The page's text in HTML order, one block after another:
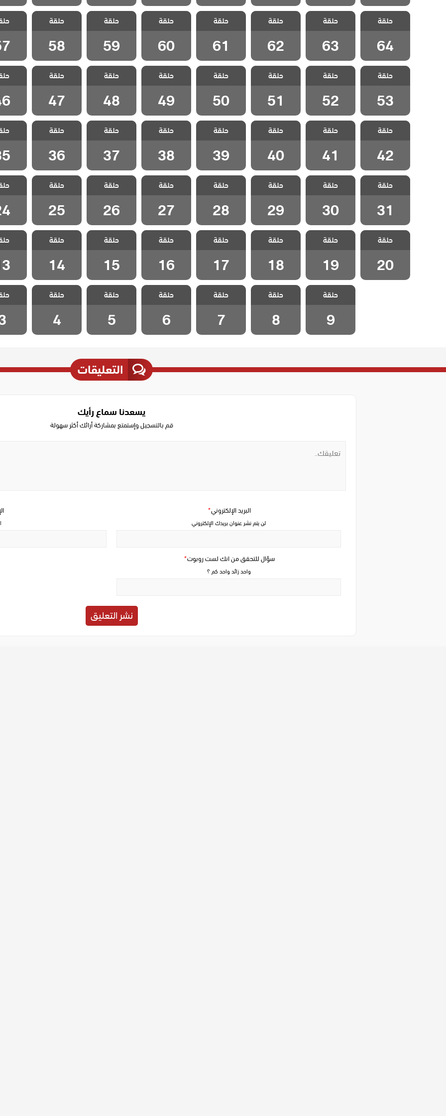
مسلسل هذا
العالم لا يسعني
مدبلج الحلقة 64
حلقة
64
مسلسل هذا
العالم لا يسعني
مدبلج الحلقة 63
حلقة
63
مسلسل هذا
العالم لا يسعني
مدبلج الحلقة 62
حلقة
62
مسلسل هذا
العالم لا يسعني
مدبلج الحلقة 61
حلقة
61
مسلسل هذا
العالم لا يسعني
مدبلج الحلقة 60
حلقة
60
مسلسل هذا
العالم لا يسعني
مدبلج الحلقة 59
حلقة
59
مسلسل هذا
العالم لا يسعني
مدبلج الحلقة 58
حلقة
58
العالم
مدبلج
مسلسل هذا
العالم لا يسعني
مدبلج الحلقة 53
حلقة
53
مسلسل هذا
العالم لا يسعني
مدبلج الحلقة 52
حلقة
52
مسلسل هذا
العالم لا يسعني
مدبلج الحلقة 51
حلقة
51
مسلسل هذا
العالم لا يسعني
مدبلج الحلقة 50
حلقة
50
مسلسل هذا
العالم لا يسعني
مدبلج الحلقة 49
حلقة
49
مسلسل هذا
العالم لا يسعني
مدبلج الحلقة 48
حلقة
48
مسلسل هذا
العالم لا يسعني
مدبلج الحلقة 47
حلقة
47
العالم
مدبلج
مسلسل هذا
العالم لا يسعني
مدبلج الحلقة 42
حلقة
42
مسلسل هذا
العالم لا يسعني
مدبلج الحلقة 41
حلقة
41
مسلسل هذا
العالم لا يسعني
مدبلج الحلقة 40
حلقة
40
مسلسل هذا
العالم لا يسعني
مدبلج الحلقة 39
حلقة
39
مسلسل هذا
العالم لا يسعني
مدبلج الحلقة 38
حلقة
38
مسلسل هذا
العالم لا يسعني
مدبلج الحلقة 37
حلقة
37
مسلسل هذا
العالم لا يسعني
مدبلج الحلقة 36
حلقة
36
العالم
مدبلج
مسلسل هذا
العالم لا يسعني
مدبلج الحلقة 31
حلقة
31
مسلسل هذا
العالم لا يسعني
مدبلج الحلقة 30
حلقة
30
مسلسل هذا
العالم لا يسعني
مدبلج الحلقة 29
حلقة
29
مسلسل هذا
العالم لا يسعني
مدبلج الحلقة 28
حلقة
28
مسلسل هذا
العالم لا يسعني
مدبلج الحلقة 27
حلقة
27
مسلسل هذا
العالم لا يسعني
مدبلج الحلقة 26
حلقة
26
مسلسل هذا
العالم لا يسعني
مدبلج الحلقة 25
حلقة
25
العالم
مدبلج
مسلسل هذا
العالم لا يسعني
مدبلج الحلقة 20
حلقة
20
مسلسل هذا
العالم لا يسعني
مدبلج الحلقة 19
حلقة
19
مسلسل هذا
العالم لا يسعني
مدبلج الحلقة 18
حلقة
18
مسلسل هذا
العالم لا يسعني
مدبلج الحلقة 17
حلقة
17
مسلسل هذا
العالم لا يسعني
مدبلج الحلقة 16
حلقة
16
مسلسل هذا
العالم لا يسعني
مدبلج الحلقة 15
حلقة
15
مسلسل هذا
العالم لا يسعني
مدبلج الحلقة 14
حلقة
14
العالم
مدبلج
مسلسل هذا
العالم لا يسعني
مدبلج الحلقة 9
حلقة
9
مسلسل هذا
العالم لا يسعني
مدبلج الحلقة 8
حلقة
8
مسلسل هذا
العالم لا يسعني
مدبلج الحلقة 7
حلقة
7
مسلسل هذا
العالم لا يسعني
مدبلج الحلقة 6
حلقة
6
مسلسل هذا
العالم لا يسعني
مدبلج الحلقة 5
حلقة
5
مسلسل هذا
العالم لا يسعني
مدبلج الحلقة 4
حلقة
4
العالم
مدبلج
التعليقات
يسعدنا سماع رأيك
قم بالتسجيل وإستمتع بمشاركة أرائك أكثر سهولة
سؤال للتحقق من انك لست روبوت*
واحد زائد واحد كم ؟
البريد الإلكتروني*
لن يتم نشر عنوان بريدك الإلكتروني